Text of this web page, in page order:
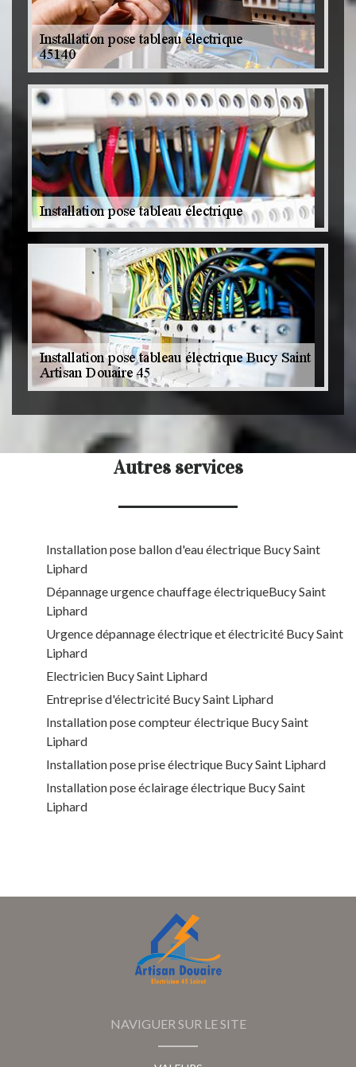
Autres services
Installation pose ballon d'eau électrique Bucy Saint
Liphard
Dépannage urgence chauffage électriqueBucy Saint
Liphard
Urgence dépannage électrique et électricité Bucy Saint
Liphard
Electricien Bucy Saint Liphard
Entreprise d'électricité Bucy Saint Liphard
Installation pose compteur électrique Bucy Saint
Liphard
Installation pose prise électrique Bucy Saint Liphard
Installation pose éclairage électrique Bucy Saint
Liphard
NAVIGUER SUR LE SITE